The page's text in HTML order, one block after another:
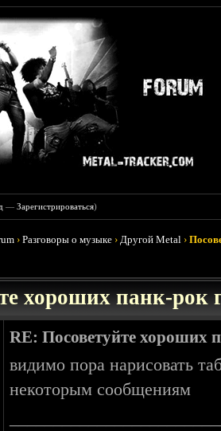
—Зарегистрироваться)
›Разговоры о музыке ›Другой Metal ›
хороших панк-рок
RE: Посоветуйте хороших
видимо пора нарисовать
некоторым сообщениям